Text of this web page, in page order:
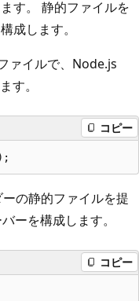
す。 静的ファイルを
成します。
ァイルで、Node.js
す。
コピー
の静的ファイルを提
ーを構成します。
コピー